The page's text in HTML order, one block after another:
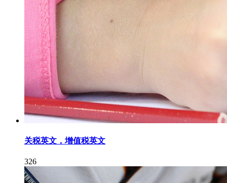
关税英文，增值税英文
326